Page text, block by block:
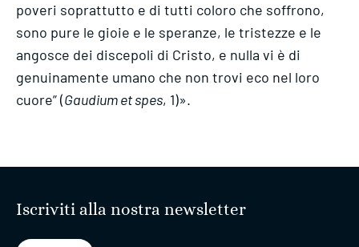
poveri soprattutto e di tutti coloro che soffrono,
sono pure le gioie e le speranze, le tristezze e le
angosce dei discepoli di Cristo, e nulla vi è di
genuinamente umano che non trovi eco nel loro
cuore” (Gaudium et spes, 1)».
Iscriviti alla nostra newsletter